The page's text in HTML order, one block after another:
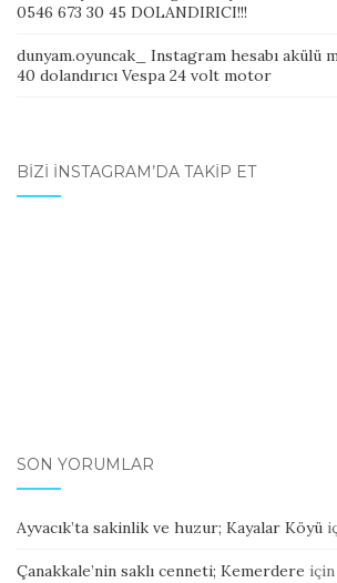
0546 673 30 45 DOLANDIRICI!!!
dunyam.oyuncak_ Instagram hesabı akülü
40 dolandırıcı Vespa 24 volt motor
BIZI İNSTAGRAM’DA TAKIP ET
SON YORUMLAR
Ayvacık’ta sakinlik ve huzur; Kayalar Köyü
Çanakkale’nin saklı cenneti; Kemerdere için